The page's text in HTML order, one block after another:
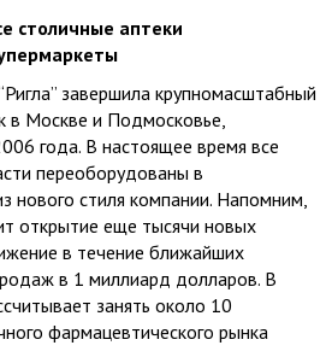
столичные аптеки
завершила крупномасштабный
в Москве и Подмосковье,
года. В настоящее время все
переоборудованы в
нового стиля компании. Напомним,
открытие еще тысячи новых
в течение ближайших
в 1 миллиард долларов. В
занять около 10
фармацевтического рынка